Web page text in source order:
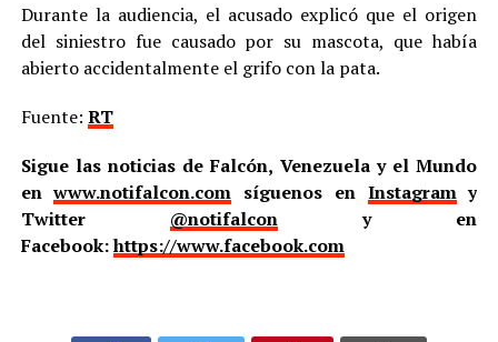
Durante la audiencia, el acusado explicó que el origen
del siniestro fue causado por su mascota, que había
abierto accidentalmente el grifo con la pata.
Fuente: RT
Sigue las noticias de Falcón, Venezuela y el Mundo
enwww.notifalcon.com síguenos en Instagramy
Twitter @notifalcony en
Facebook:https://www.facebook.com